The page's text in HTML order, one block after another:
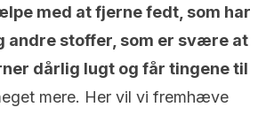
med at fjerne fedt, som har
andre stoffer, som er svære at
dårlig lugt og får tingene til
mere. Her vil vi fremhæve